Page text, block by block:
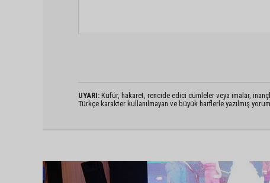
UYARI: Küfür, hakaret, rencide edici cümleler veya imalar,
Türkçe karakter kullanılmayan ve büyük harflerle yazılmış